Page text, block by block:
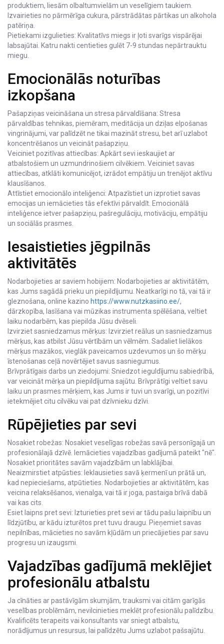
produktiem, liesām olbaltumvielām un veselīgiem taukiem.
Izvairieties no pārmērīga cukura, pārstrādātas pārtikas un alkohola
patēriņa.
Pietiekami izgulieties: Kvalitatīvs miegs ir ļoti svarīgs vispārējai
labsajūtai. Katru nakti centieties gulēt 7-9 stundas nepārtrauktu
miegu.
Emocionālās noturības
izkopšana
Pašapziņas veicināšana un stresa pārvaldīšana: Stresa
pārvaldības tehnikas, piemēram, meditācija un dziļas elpošanas
vingrinājumi, var palīdzēt ne tikai mazināt stresu, bet arī uzlabot
koncentrēšanos un veicināt pašapziņu.
Veiciniet pozitīvas attiecības: Apkārt sevi ieskaujiet ar
atbalstošiem un uzmundrinošiem cilvēkiem. Veiciniet savas
attiecības, atklāti komunicējot, izrādot empātiju un trenējot aktīvu
klausīšanos.
Attīstiet emocionālo inteliģenci: Atpazīstiet un izprotiet savas
emocijas un iemācieties tās efektīvi pārvaldīt. Emocionālā
inteliģence ietver pašapziņu, pašregulāciju, motivāciju, empātiju
un sociālās prasmes.
Iesaistieties jēgpilnās
aktivitātēs
Nodarbojieties ar saviem hobijiem: Nodarbojieties ar aktivitātēm,
kas Jums sagādā prieku un piepildījumu. Neatkarīgi no tā, vai tā ir
gleznošana, online kazino https://www.nutzkasiino.ee/,
dārzkopība, lasīšana vai mūzikas instrumenta spēlēšana, veltiet
laiku nodarbēm, kas piepilda Jūsu dvēseli.
Izvirziet sasniedzamus mērķus: Izvirziet reālus un sasniedzamus
mērķus, kas atbilst Jūsu vērtībām un vēlmēm. Sadaliet lielākos
mērķus mazākos, vieglāk paveicamos uzdevumos un šo mērķu
īstenošanas ceļā novērtējiet savus sasniegumus.
Brīvprātīgais darbs un ziedojumi: Sniedzot ieguldījumu sabiedrībā,
var veicināt mērķa un piepildījuma sajūtu. Brīvprātīgi veltiet savu
laiku un prasmes mērķiem, kas Jums ir tuvi un svarīgi, un pozitīvi
ietekmējiet citu cilvēku vai pat dzīvnieku dzīvi.
Rūpējieties par sevi
Nosakiet robežas: Nosakiet veselīgas robežas savā personīgajā un
profesionālajā dzīvē. Iemācieties vajadzības gadījumā pateikt "nē".
Nosakiet prioritātes savām vajadzībām un labklājībai.
Neaizmirstiet atpūsties: Ieklausieties savā ķermenī un prātā un,
kad nepieciešams, atpūtieties. Nodarbojieties ar aktivitātēm, kas
veicina relaksēšanos, vienalga, vai tā ir joga, pastaiga brīvā dabā
vai kas cits.
Esiet laipns pret sevi: Izturieties pret sevi ar tādu pašu laipnību un
līdzjūtību, ar kādu izturētos pret tuvu draugu. Pieņemiet savas
nepilnības, mācieties no savām kļūdām un priecājieties par savu
progresu un izaugsmi.
Vajadzības gadījumā meklējiet
profesionālu atbalstu
Ja cīnāties ar pastāvīgām skumjām, trauksmi vai citām garīgās
veselības problēmām, nevilcinieties meklēt profesionālu palīdzību.
Kvalificēts terapeits vai konsultants var sniegt atbalstu,
norādījumus un resursus, lai palīdzētu Jums uzlabot pašsajūtu.